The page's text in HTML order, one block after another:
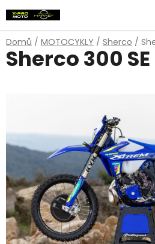
na
obsah
Domů / MOTOCYKLY / Sherco /
Sherco 300 SE